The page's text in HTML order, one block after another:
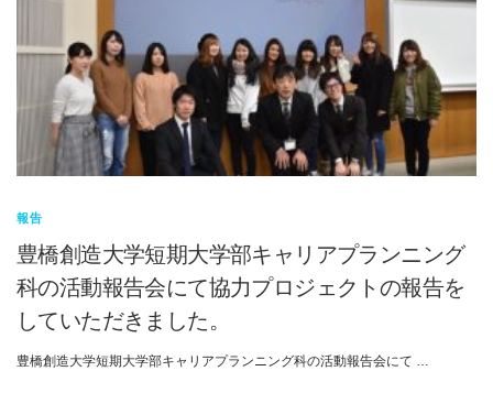
報告
豊橋創造大学短期大学部キャリアプランニング
科の活動報告会にて協力プロジェクトの報告を
していただきました。
豊橋創造大学短期大学部キャリアプランニング科の活動報告会にて …